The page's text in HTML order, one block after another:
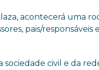
acontecerá uma
pais/responsáveis e
sociedade civil e da